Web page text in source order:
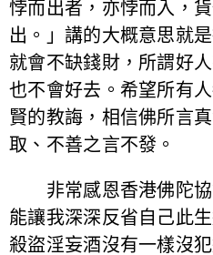
悖而出者，亦悖而入，
出。」講的大概意思就
就會不缺錢財，所謂好
也不會好去。希望所有
賢的教誨，相信佛所言
取、不善之言不發。
非常感恩香港佛陀協
能讓我深深反省自己此
殺盜淫妄酒沒有一樣沒